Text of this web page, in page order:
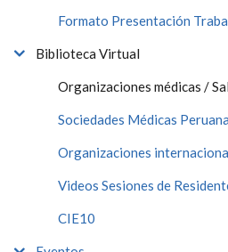
Formato Presentación
Biblioteca Virtual
Organizaciones médicas /
Sociedades Médicas
Organizaciones
Videos Sesiones de
CIE10